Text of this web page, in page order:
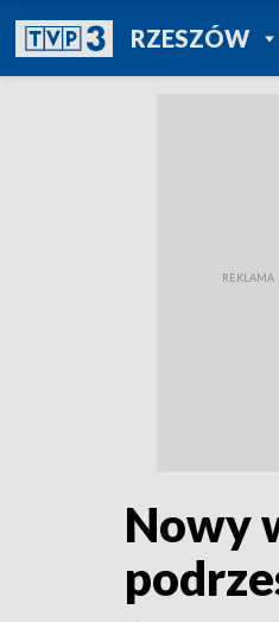
RZESZÓW
TVP
Nowy